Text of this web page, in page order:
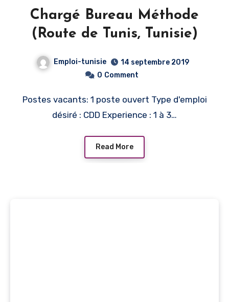
Chargé Bureau Méthode
(Route de Tunis, Tunisie)
Emploi-tunisie
14 septembre 2019
0 Comment
Postes vacants: 1 poste ouvert Type d'emploi
désiré : CDD Experience : 1 à 3…
Read More